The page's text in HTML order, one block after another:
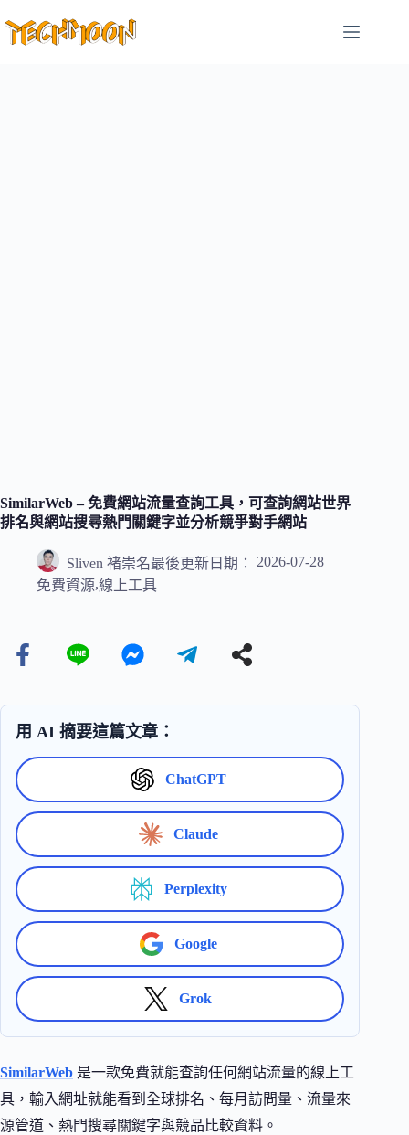
至
SimilarWeb – 免費網站流量查詢工具，可查詢網站世界
排名與網站搜尋熱門關鍵字並分析競爭對手網站
Sliven 褚崇名最後更新日期：
2026-07-28
免費資源,線上工具
用 AI 摘要這篇文章：
ChatGPT
Claude
Perplexity
Google
Grok
SimilarWeb 是一款免費就能查詢任何網站流量的線上工
具，輸入網址就能看到全球排名、每月訪問量、流量來
源管道、熱門搜尋關鍵字與競品比較資料。